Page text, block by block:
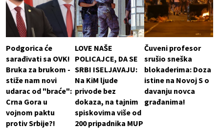
Podgorica će
sarađivati sa OVK!
Bruka za brukom -
stiže nam novi
udarac od "braće":
Crna Gora u
vojnom paktu
protiv Srbije?!
LOVE NAŠE
POLICAJCE, DA SE
SRBI ISELJAVAJU:
Na KiM ljude
privode bez
dokaza, na tajnim
spiskovima više od
200 pripadnika MUP
Čuveni profesor
srušio sneška
blokaderima: Doza
istine na Novoj S o
davanju novca
građanima!